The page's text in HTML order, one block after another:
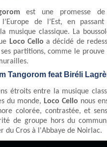
est une promesse de
l’Europe de l’Est, en
musique classique. La
Loco Cello a décidé de
partitions, comme le prouve
Tangorom feat Biréli
étroits entre la musique
du monde, Loco Cello nous
colorée, contrastée, et
de groupe hors du
du Cros à l'Abbaye de Noirlac.